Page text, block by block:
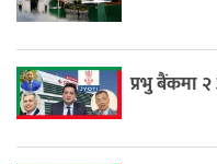
प्रभु बैंकमा २